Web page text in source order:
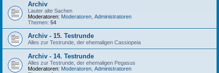
Archiv
Lauter alte Sachen
Moderatoren: Moderatoren Administratoren
Themen: 54
Archiv - 15. Testrunde
Alles zur Testrunde, der ehemaligen Cassiopeia
Archiv - 14. Testrunde
Alles zur Testrunde, der ehemaligen Pegasus
Moderatoren: Moderatoren Administratoren